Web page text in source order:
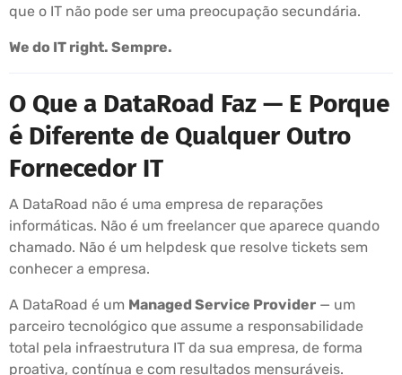
que o IT não pode ser uma preocupação secundária.
We do IT right. Sempre.
O Que a DataRoad Faz — E Porque
é Diferente de Qualquer Outro
Fornecedor IT
A DataRoad não é uma empresa de reparações
informáticas. Não é um freelancer que aparece quando
chamado. Não é um helpdesk que resolve tickets sem
conhecer a empresa.
A DataRoad é um Managed Service Provider — um
parceiro tecnológico que assume a responsabilidade
total pela infraestrutura IT da sua empresa, de forma
proativa, contínua e com resultados mensuráveis.